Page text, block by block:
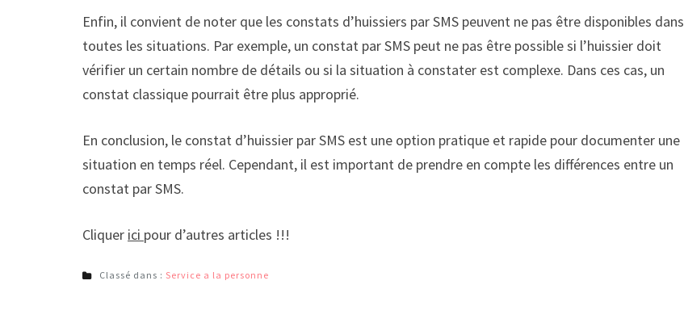
Enfin, il convient de noter que les constats d’huissiers par SMS peuvent ne pas être disponibles dans
toutes les situations. Par exemple, un constat par SMS peut ne pas être possible si l’huissier doit
vérifier un certain nombre de détails ou si la situation à constater est complexe. Dans ces cas, un
constat classique pourrait être plus approprié.
En conclusion, le constat d’huissier par SMS est une option pratique et rapide pour documenter une
situation en temps réel. Cependant, il est important de prendre en compte les différences entre un
constat par SMS.
Cliquer ici pour d’autres articles !!!
Classé dans : Service a la personne